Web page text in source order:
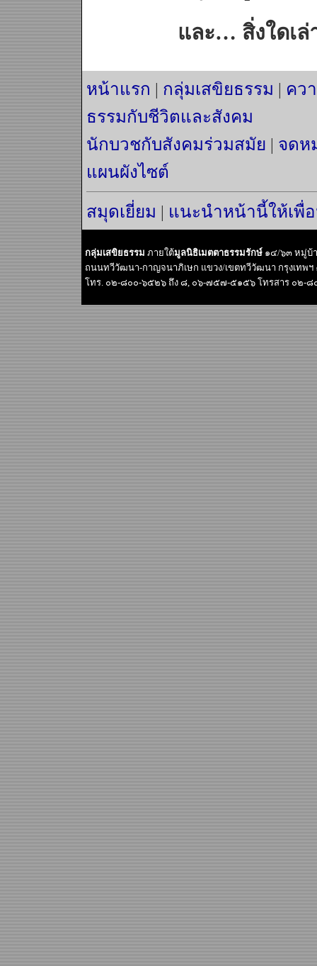
และ… สิ่งใดเล่า
หน้าแรก | กลุ่มเสขิยธรรม | คว
ธรรมกับชีวิตและสังคม
นักบวชกับสังคมร่วมสมัย | จดห
แผนผังไซต์
สมุดเยี่ยม | แนะนำหน้านี้ให้เพื่
กลุ่มเสขิยธรรม ภายใต้มูลนิธิเมตตาธรรมรักษ์ ๑๔/๖๓ หมู่บ้
ถนนทวีวัฒนา-กาญจนาภิเษก แขวง/เขตทวีวัฒนา กรุงเทพฯ
โทร. ๐๒-๘๐๐-๖๕๒๖ ถึง ๘, ๐๖-๗๕๗-๕๑๕๖ โทรสาร ๐๒-